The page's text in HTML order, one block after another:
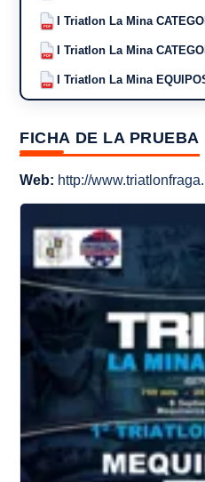
PDF I Triatlon La Mina
PDF I Triatlon La Mina
PDF I Triatlon La Mina
FICHA DE LA PRUEBA
Web: http://